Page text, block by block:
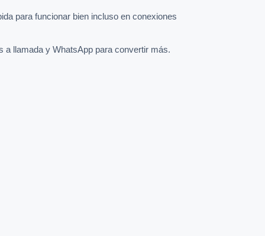
para funcionar bien incluso en conexiones
a llamada y WhatsApp para convertir más.